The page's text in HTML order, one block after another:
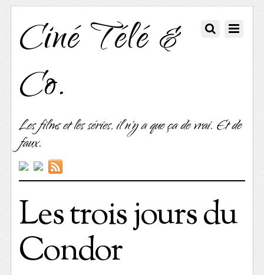
Ciné Télé &
Co.
Les films et les séries, il n'y a que ça de vrai. Et de
faux.
Les trois jours du
Condor